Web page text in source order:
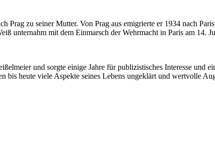
Prag zu seiner Mutter. Von Prag aus emigrierte er 1934 nach
unternahm mit dem Einmarsch der Wehrmacht in Paris am 14.
und sorgte einige Jahre für publizistisches Interesse und
bis heute viele Aspekte seines Lebens ungeklärt und wertvolle